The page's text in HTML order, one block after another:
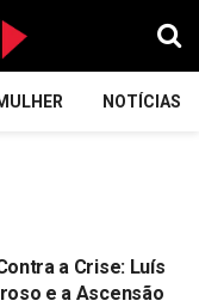
NOTÍCIAS
a Crise: Luís
e a Ascensão